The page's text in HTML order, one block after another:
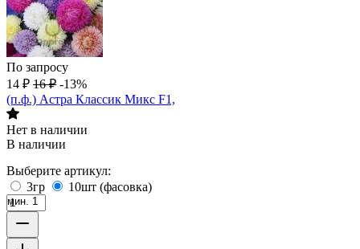
По запросу
14 ₽ 16 ₽ -13%
(п.ф.) Астра Классик Микс F1,
Нет в наличии
В наличии
Выберите артикул:
3гр
10шт (фасовка)
мин. 1